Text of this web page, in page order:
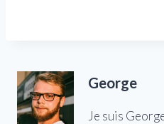
George
Je suis